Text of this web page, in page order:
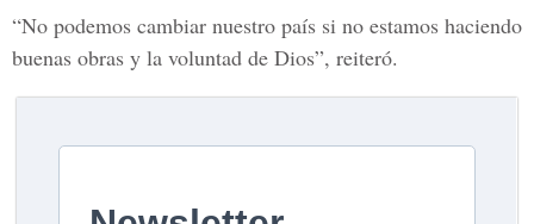
“No podemos cambiar nuestro país si no estamos haciendo
buenas obras y la voluntad de Dios”, reiteró.